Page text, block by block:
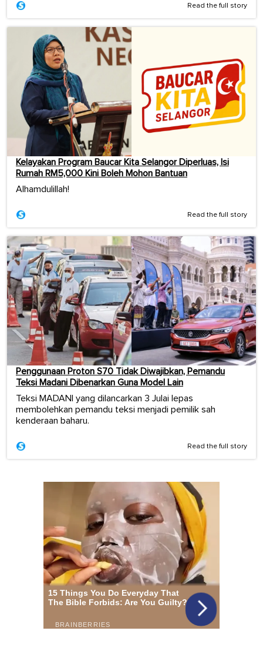
Read the full story
Kelayakan Program Baucar Kita Selangor Diperluas, Isi
Rumah RM5,000 Kini Boleh Mohon Bantuan
Alhamdulillah!
Read the full story
Penggunaan Proton S70 Tidak Diwajibkan, Pemandu
Teksi Madani Dibenarkan Guna Model Lain
Teksi MADANI yang dilancarkan 3 Julai lepas
membolehkan pemandu teksi menjadi pemilik sah
kenderaan baharu.
Read the full story